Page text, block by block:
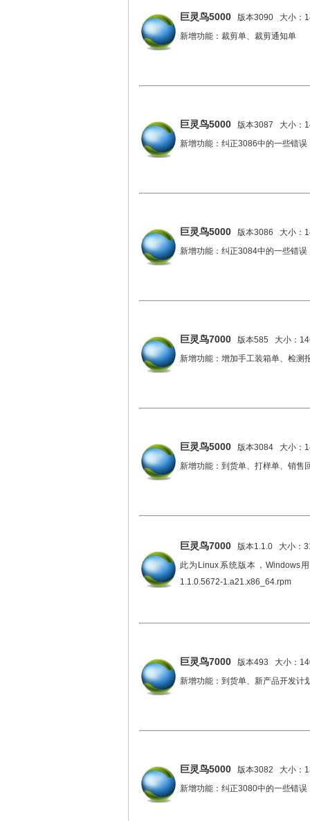
巨灵鸟5000 版本3090 大小：
新增功能：裁剪单、裁剪通知单
巨灵鸟5000 版本3087 大小：
新增功能：纠正3086中的一些错误
巨灵鸟5000 版本3086 大小：
新增功能：纠正3084中的一些错误
巨灵鸟7000 版本585 大小：
新增功能：增加手工装箱单、检测
巨灵鸟5000 版本3084 大小：
新增功能：到货单、打样单、销售
巨灵鸟7000 版本1.1.0 大小：
此为Linux系统版本，Windows
1.1.0.5672-1.a21.x86_64.rpm
巨灵鸟7000 版本493 大小：
新增功能：到货单、新产品开发计
巨灵鸟5000 版本3082 大小：
新增功能：纠正3080中的一些错误